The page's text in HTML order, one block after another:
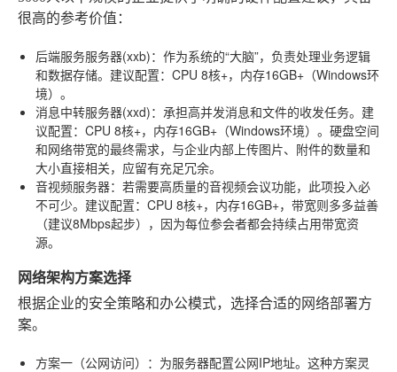
很高的参考价值：
后端服务服务器(xxb)：作为系统的“大脑”，负责处理业务逻辑
和数据存储。建议配置：CPU 8核+，内存16GB+（Windows环
境）。
消息中转服务器(xxd)：承担高并发消息和文件的收发任务。建
议配置：CPU 8核+，内存16GB+（Windows环境）。硬盘空间
和网络带宽的最终需求，与企业内部上传图片、附件的数量和
大小直接相关，应留有充足冗余。
音视频服务器：若需要高质量的音视频会议功能，此项投入必
不可少。建议配置：CPU 8核+，内存16GB+，带宽则多多益善
（建议8Mbps起步），因为每位参会者都会持续占用带宽资
源。
网络架构方案选择
根据企业的安全策略和办公模式，选择合适的网络部署方
案。
方案一（公网访问） ：为服务器配置公网IP地址。这种方案灵